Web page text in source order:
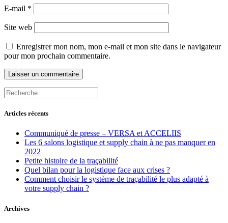
E-mail *
Site web
Enregistrer mon nom, mon e-mail et mon site dans le navigateur
pour mon prochain commentaire.
Recherche
pour
Articles récents
Communiqué de presse – VERSA et ACCELIIS
Les 6 salons logistique et supply chain à ne pas manquer en
2022
Petite histoire de la traçabilité
Quel bilan pour la logistique face aux crises ?
Comment choisir le système de traçabilité le plus adapté à
votre supply chain ?
Archives